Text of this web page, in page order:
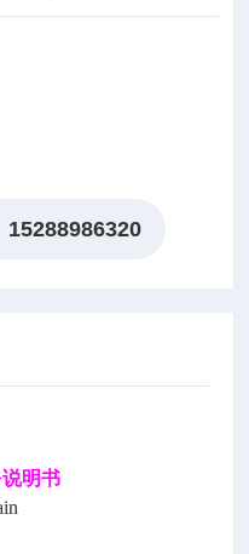
,及试剂盒等产品。迈格林
15288986320
明书